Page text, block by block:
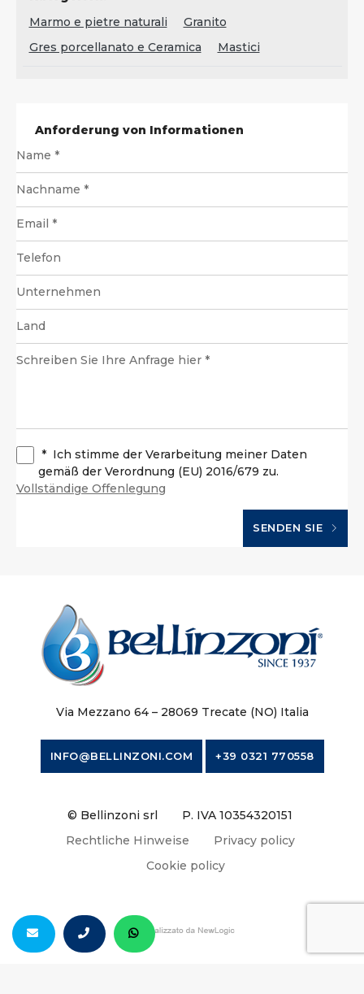
Marmo e pietre naturali
Granito
Gres porcellanato e Ceramica
Mastici
Anforderung von Informationen
* Ich stimme der Verarbeitung meiner Daten
gemäß der Verordnung (EU) 2016/679 zu.
Vollständige Offenlegung
SENDEN SIE
Via Mezzano 64 – 28069 Trecate (NO) Italia
INFO@BELLINZONI.COM +39 0321 770558
© Bellinzoni srl
P. IVA 10354320151
Rechtliche Hinweise
Privacy policy
Cookie policy